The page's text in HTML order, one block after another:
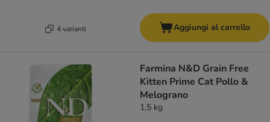
4 varianti Aggiungi al carrello
Farmina N&D Grain Free
Kitten Prime Cat Pollo &
Melograno
1,5 kg